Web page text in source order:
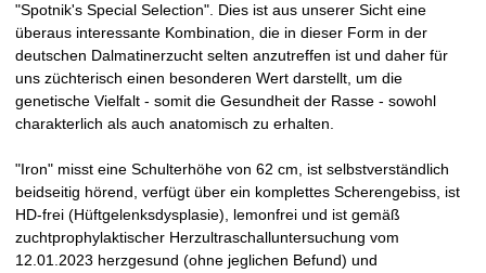
p
e
n
V
D
H
r
n
a
l
)
"Spotnik's Special Selection". Dies ist aus unserer Sicht eine
überaus interessante Kombination, die in dieser Form in der
deutschen Dalmatinerzucht selten anzutreffen ist und daher für
uns züchterisch einen besonderen Wert darstellt, um die
genetische Vielfalt - somit die Gesundheit der Rasse - sowohl
charakterlich als auch anatomisch zu erhalten.
"Iron" misst eine Schulterhöhe von 62 cm, ist selbstverständlich
beidseitig hörend, verfügt über ein komplettes Scherengebiss, ist
HD-frei (Hüftgelenksdysplasie), lemonfrei und ist gemäß
zuchtprophylaktischer Herzultraschalluntersuchung vom
12.01.2023 herzgesund (ohne jeglichen Befund) und